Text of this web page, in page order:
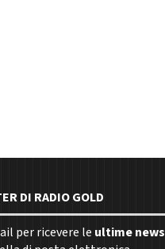
DI RADIO GOLD
per ricevere le ultime news